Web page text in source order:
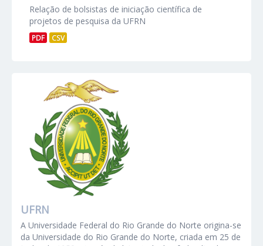
Relação de bolsistas de iniciação científica de
projetos de pesquisa da UFRN
PDF CSV
UFRN
A Universidade Federal do Rio Grande do Norte origina-se
da Universidade do Rio Grande do Norte, criada em 25 de